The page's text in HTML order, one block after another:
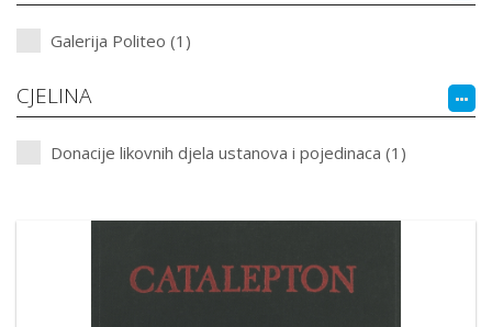
Galerija Politeo (1)
CJELINA
Donacije likovnih djela ustanova i pojedinaca (1)